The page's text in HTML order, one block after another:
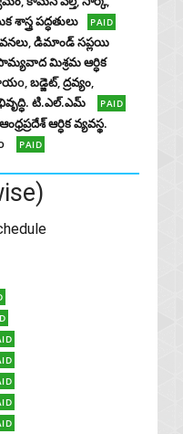
పద్ధతులు
PAID
భావనలు, డిమాండ్ సప్లయి
మిశ్రమ ఆర్ధిక
బడ్జెట్, ద్రవ్యం,
టి.ఎల్.ఎమ్
PAID
ఆర్ధిక వ్యవస్థ.
PAID